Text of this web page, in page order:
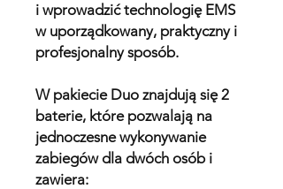
i wprowadzić technologię EMS
w uporządkowany, praktyczny i
profesjonalny sposób.
W pakiecie Duo znajdują się 2
baterie, które pozwalają na
jednoczesne wykonywanie
zabiegów dla dwóch osób i
zawiera: